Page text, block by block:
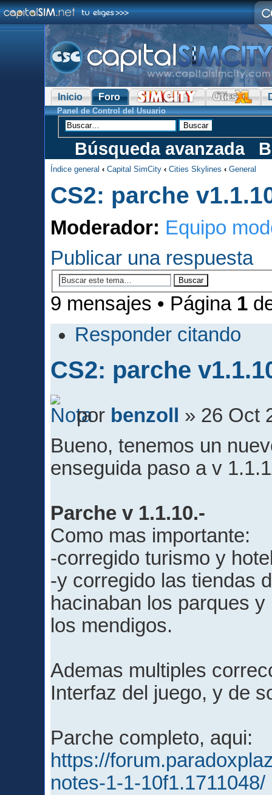
Inicio Foro
Panel de Control del Usuario
Búsqueda avanzada
Índice general ‹ Capital SimCity ‹ Cities Skylines ‹ General
CS2: parche
Moderador: Equipo
Publicar una respuesta
9 mensajes • Página 1
Responder citando
CS2: parche
por benzoll
» 26 Oct
Bueno, tenemos un
enseguida paso a v
Parche v 1.1.10.-
Como mas importante:
-corregido turismo y
-y corregido las tiendas
hacinaban los parques
los mendigos.
Ademas multiples
Interfaz del juego, y de
Parche completo, aqui:
https://
notes-1-1-10f1.1711048/